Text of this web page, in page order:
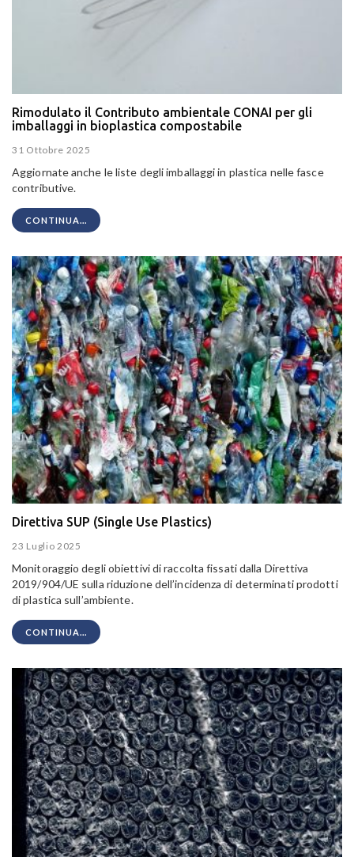
Rimodulato il Contributo ambientale CONAI per gli
imballaggi in bioplastica compostabile
31 Ottobre 2025
Aggiornate anche le liste degli imballaggi in plastica nelle fasce
contributive.
CONTINUA...
Direttiva SUP (Single Use Plastics)
23 Luglio 2025
Monitoraggio degli obiettivi di raccolta fissati dalla Direttiva
2019/904/UE sulla riduzione dell’incidenza di determinati prodotti
di plastica sull’ambiente.
CONTINUA...